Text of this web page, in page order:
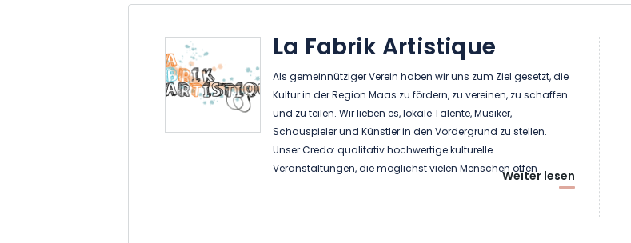
La Fabrik Artistique
Als gemeinnütziger Verein haben wir uns zum Ziel gesetzt, die
Kultur in der Region Maas zu fördern, zu vereinen, zu schaffen
und zu teilen. Wir lieben es, lokale Talente, Musiker,
Schauspieler und Künstler in den Vordergrund zu stellen.
Unser Credo: qualitativ hochwertige kulturelle
Veranstaltungen, die möglichst vielen Menschen offenWeiter lesen